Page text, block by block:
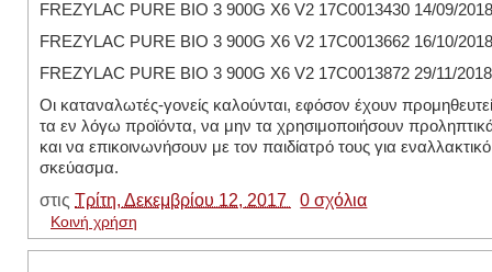
FREZYLAC PURE BIO 3 900G X6 V2 17C0013430 14/09/2018
FREZYLAC PURE BIO 3 900G X6 V2 17C0013662 16/10/2018
FREZYLAC PURE BIO 3 900G X6 V2 17C0013872 29/11/2018
Οι καταναλωτές-γονείς καλούνται, εφόσον έχουν προμηθευτεί
τα εν λόγω προϊόντα, να μην τα χρησιμοποιήσουν
και να επικοινωνήσουν με τον παιδίατρό τους για εναλλακτικό
σκεύασμα.
στις Τρίτη, Δεκεμβρίου 12, 2017 0 σχόλια
Κοινή χρήση